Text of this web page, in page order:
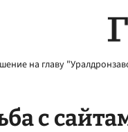
на главу
с